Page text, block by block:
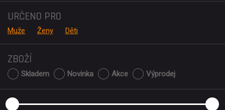
URČENO PRO
Muže Ženy Děti
ZBOŽÍ
Skladem Novinka Akce Výprodej